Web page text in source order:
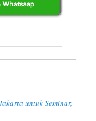
untuk Seminar,